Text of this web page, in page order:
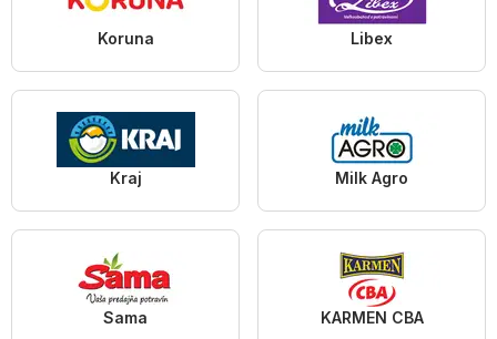
Koruna Libex
Kraj Milk Agro
Sama KARMEN CBA